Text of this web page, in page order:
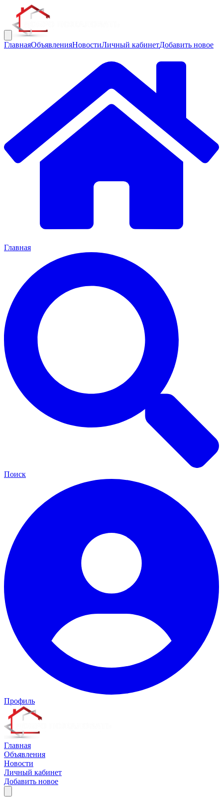
ГлавнаяОбъявленияНовостиЛичный кабинетДобавить новое
Главная
Поиск
Профиль
Главная
Объявления
Новости
Личный кабинет
Добавить новое